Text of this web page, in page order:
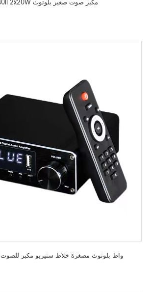
Mini40II 2x20W مكبر صوت صغير بلوتوث
ميني 50 2x40 واط بلوتوث مصغرة خلاط ستيريو مكبر للصوت